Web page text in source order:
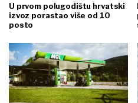
U prvom polugodištu hrvatski
izvoz porastao više od 10
posto